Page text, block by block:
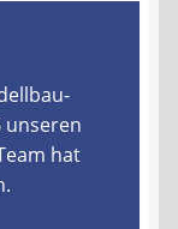
unseren
hat